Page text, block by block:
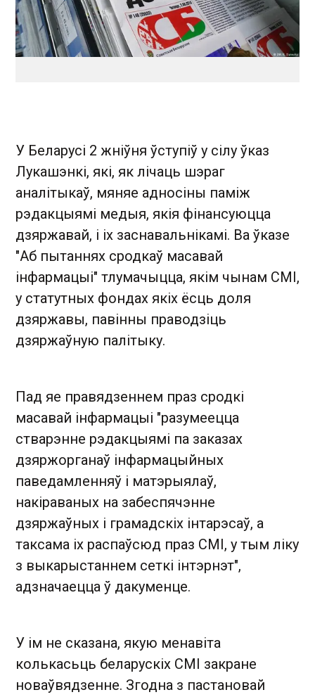
У Беларусі 2 жніўня ўступіў у сілу ўказ
Лукашэнкі, які, як лічаць шэраг
аналітыкаў, мяняе адносіны паміж
рэдакцыямі медыя, якія фінансуюцца
дзяржавай, і іх заснавальнікамі. Ва ўказе
"Аб пытаннях сродкаў масавай
інфармацыі" тлумачыцца, якім чынам СМІ,
у статутных фондах якіх ёсць доля
дзяржавы, павінны праводзіць
дзяржаўную палітыку.
Пад яе правядзеннем праз сродкі
масавай інфармацыі "разумеецца
стварэнне рэдакцыямі па заказах
дзяржорганаў інфармацыйных
паведамленняў і матэрыялаў,
накіраваных на забеспячэнне
дзяржаўных і грамадскіх інтарэсаў, а
таксама іх распаўсюд праз СМІ, у тым ліку
з выкарыстаннем сеткі інтэрнэт",
адзначаецца ў дакуменце.
У ім не сказана, якую менавіта
колькасьць беларускіх СМІ закране
новаўвядзенне. Згодна з пастановай